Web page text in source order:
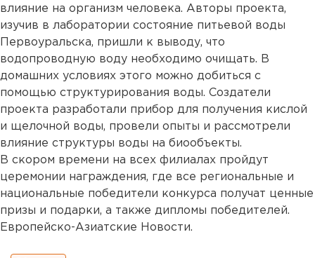
влияние на организм человека. Авторы проекта,
изучив в лаборатории состояние питьевой воды
Первоуральска, пришли к выводу, что
водопроводную воду необходимо очищать. В
домашних условиях этого можно добиться с
помощью структурирования воды. Создатели
проекта разработали прибор для получения кислой
и щелочной воды, провели опыты и рассмотрели
влияние структуры воды на биообъекты.
В скором времени на всех филиалах пройдут
церемонии награждения, где все региональные и
национальные победители конкурса получат ценные
призы и подарки, а также дипломы победителей.
Европейско-Азиатские Новости.